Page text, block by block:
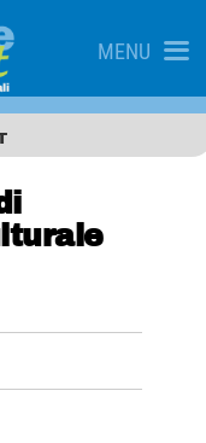
MENU